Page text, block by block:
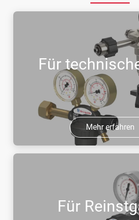
Für
Mehr erfahren
Für